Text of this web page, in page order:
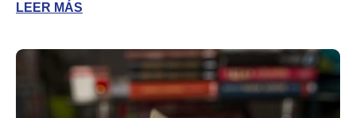
LEER MÁS